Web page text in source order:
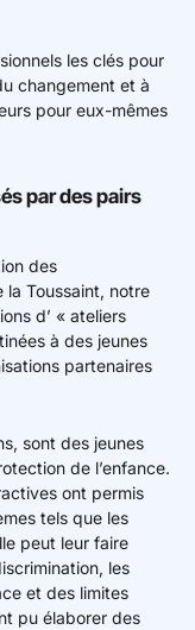
les clés pour
changement et à
pour eux-mêmes
par des pairs
des
la Toussaint, notre
d’ « ateliers
à des jeunes
partenaires
sont des jeunes
de l’enfance.
ont permis
tels que les
peut leur faire
les
et des limites
pu élaborer des